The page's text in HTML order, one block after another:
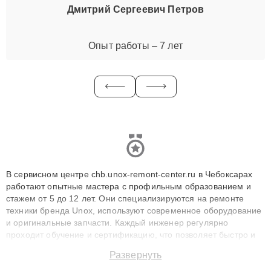
Дмитрий Сергеевич Петров
Опыт работы – 7 лет
В сервисном центре chb.unox-remont-center.ru в Чебоксарах
работают опытные мастера с профильным образованием и
стажем от 5 до 12 лет. Они специализируются на ремонте
техники бренда Unox, используют современное оборудование
и оригинальные запчасти. Каждый инженер регулярно
проходит обучение и сертификацию, что позволяет быстро и
сохранением гарантии до 3 лет. Наши мастера решают
Развернуть